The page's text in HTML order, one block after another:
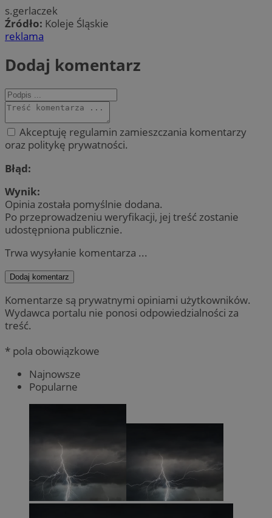
s.gerlaczek
Źródło: Koleje Śląskie
reklama
Dodaj komentarz
Akceptuję regulamin zamieszczania komentarzy
oraz politykę prywatności.
Błąd:
Wynik:
Opinia została pomyślnie dodana.
Po przeprowadzeniu weryfikacji, jej treść zostanie
udostępniona publicznie.
Trwa wysyłanie komentarza ...
Dodaj komentarz
Komentarze są prywatnymi opiniami użytkowników.
Wydawca portalu nie ponosi odpowiedzialności za
treść.
* pola obowiązkowe
Najnowsze
Popularne